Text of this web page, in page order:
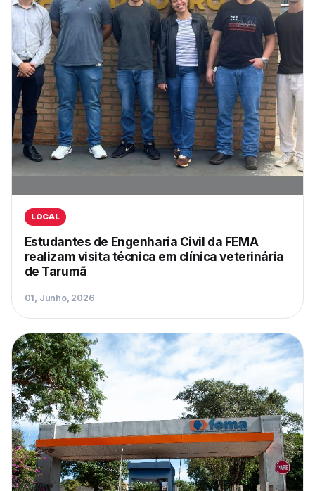
LOCAL
Estudantes de Engenharia Civil da FEMA
realizam visita técnica em clínica veterinária
de Tarumã
01, Junho, 2026